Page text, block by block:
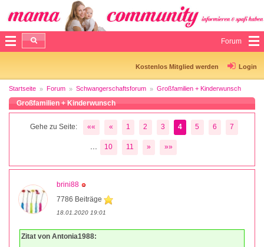
Forum
Kostenlos Mitglied werden Login
Startseite Forum Schwangerschaftsforum Großfamilien + Kinderwunsch
Großfamilien + Kinderwunsch
Gehe zu Seite: «« « 1 2 3 4 5 6 7
10 11 » »»
brini88
7786 Beiträge
18.01.2020 19:01
Zitat von Antonia1988: